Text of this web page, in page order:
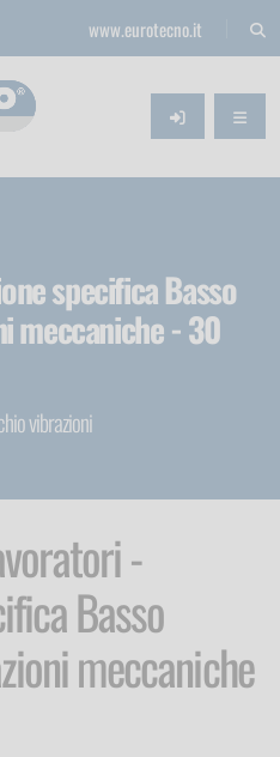
www.eurotecno.it
specifica Basso
meccaniche - 30
vibrazioni
-
Basso
meccaniche